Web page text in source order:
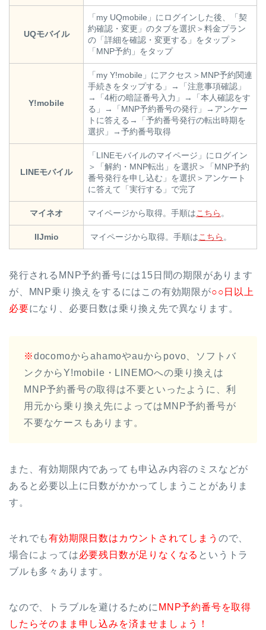
UQモバイル
「my UQmobile」にログインした後、「契
約確認・変更」のタブを選択＞料金プラン
の「詳細を確認・変更する」をタップ＞
「MNP予約」をタップ
Y!mobile
「my Y!mobile」にアクセス＞MNP予約関連
手続きをタップする」→「注意事項確認」
→「4桁の暗証番号入力」→「本人確認をす
る」→「MNP予約番号の発行」→アンケー
トに答える→「予約番号発行の転出時期を
選択」→予約番号取得
LINEモバイル
「LINEモバイルのマイページ」にログイン
＞「解約・MNP転出」を選択＞「MNP予約
番号発行を申し込む」を選択＞アンケート
に答えて「実行する」で完了
マイネオ マイページから取得。手順はこちら。
IIJmio マイページから取得。手順はこちら。
発行されるMNP予約番号には15日間の期限があります
が、MNP乗り換えをするにはこの有効期限が○○日以上
必要になり、必要日数は乗り換え先で異なります。
※docomoからahamoやauからpovo、ソフトバ
ンクからY!mobile・LINEMOへの乗り換えは
MNP予約番号の取得は不要といったように、利
用元から乗り換え先によってはMNP予約番号が
不要なケースもあります。
また、有効期限内であっても申込み内容のミスなどが
あると必要以上に日数がかかってしまうことがありま
す。
それでも有効期限日数はカウントされてしまう ので、
場合によっては必要残日数が足りなくなる というトラ
ブルも多々あります。
なので、トラブルを避けるために MNP予約番号を取得
したらそのまま申し込みを済ませましょう！